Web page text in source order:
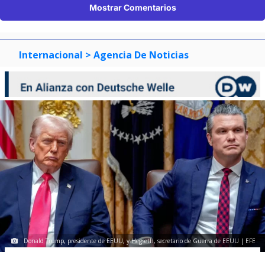
Mostrar Comentarios
Internacional > Agencia De Noticias
Donald Trump, presidente de EEUU, y Hegseth, secretario de Guerra de EEUU | EFE